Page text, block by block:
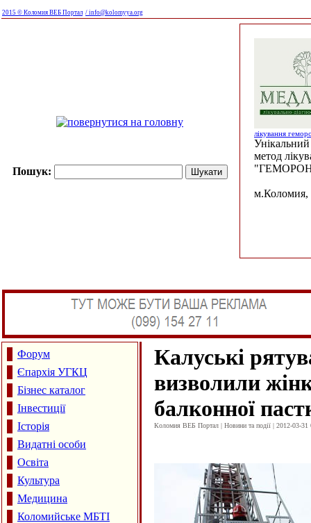
2015 © Коломия ВЕБ Портал / info@kolomyya.org
Пошук:
лікування
Унікальний
метод
м.Коломия,
Форум
Єпархія УГКЦ
Бізнес каталог
Інвестиції
Історія
Видатні особи
Освіта
Культура
Медицина
Коломийське МБТІ
Калуські
визволили
балконної
Коломия ВЕБ Портал | Новини та події | 2012-03-31